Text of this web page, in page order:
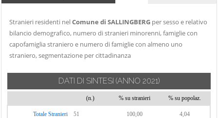
Stranieri residenti nelComune di SALLINGBERG per sesso e relativo
bilancio demografico, numero di stranieri minorenni, famiglie con
capofamiglia straniero e numero di famiglie con almeno uno
straniero, segmentazione per cittadinanza
DATI DI SINTESI (ANNO 2021)
(n.) % su stranieri % su popolaz.
Totale Stranieri 51 100,00 4,04